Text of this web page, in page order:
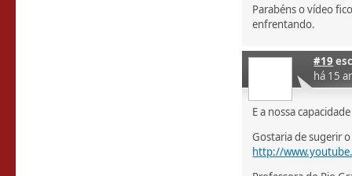
Parabéns o vídeo
enfrentando.
#19
há 15
E a nossa
Gostaria de sugerir
http://